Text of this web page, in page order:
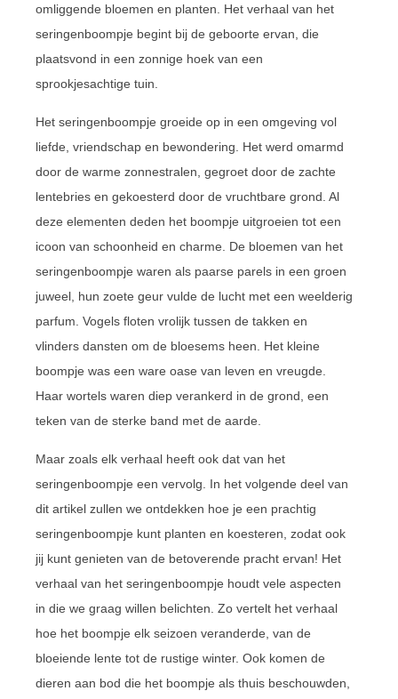
omliggende bloemen en planten. Het verhaal van het
seringenboompje begint bij de geboorte ervan, die
plaatsvond in een zonnige hoek van een
sprookjesachtige tuin.
Het seringenboompje groeide op in een omgeving vol
liefde, vriendschap en bewondering. Het werd omarmd
door de warme zonnestralen, gegroet door de zachte
lentebries en gekoesterd door de vruchtbare grond. Al
deze elementen deden het boompje uitgroeien tot een
icoon van schoonheid en charme. De bloemen van het
seringenboompje waren als paarse parels in een groen
juweel, hun zoete geur vulde de lucht met een weelderig
parfum. Vogels floten vrolijk tussen de takken en
vlinders dansten om de bloesems heen. Het kleine
boompje was een ware oase van leven en vreugde.
Haar wortels waren diep verankerd in de grond, een
teken van de sterke band met de aarde.
Maar zoals elk verhaal heeft ook dat van het
seringenboompje een vervolg. In het volgende deel van
dit artikel zullen we ontdekken hoe je een prachtig
seringenboompje kunt planten en koesteren, zodat ook
jij kunt genieten van de betoverende pracht ervan! Het
verhaal van het seringenboompje houdt vele aspecten
in die we graag willen belichten. Zo vertelt het verhaal
hoe het boompje elk seizoen veranderde, van de
bloeiende lente tot de rustige winter. Ook komen de
dieren aan bod die het boompje als thuis beschouwden,